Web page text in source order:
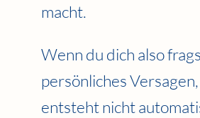
macht.
Wenn du dich also
persönliches
entsteht nicht